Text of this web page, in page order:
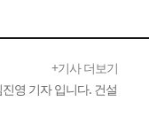
+기사 더보기
영 기자 입니다. 건설